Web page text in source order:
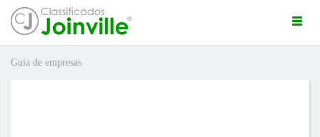
Guia de empresas